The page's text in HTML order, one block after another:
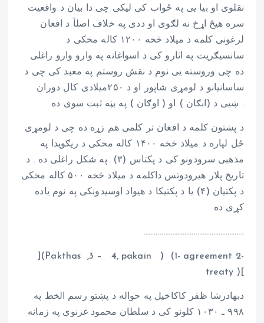
نقلوی او بیا یی په ځواب کی لیکی چی دا بیان د واقعیت
سره هیڅ اړخ نه لګوی او ددی په خلاف اصلآ د افغان
لرغونی کلمه د میلاد څخه ۱۲۰۰ کاله مخکی د
سانسیګریت په اثارو کی د اسواغانه په وارو وارو راغلی
ده چی وروسته یی نوم د نقش روستم په معبد کی چی د
ساسانیانو د لومړی شاپور او د ۲۵۰میلادی کال دوران
ښیی د (ابګان ) او ( اوګان ) په بڼه ثبت سوی ده .
د پښتون کلمه د افغان تر کلمی هم زړه ده چی د لومړی
ځل لپاره د میلاد څخه ۱۴۰۰ کاله مخکی د ریګویدا په
مذهبی سرودونو کی د پکتاس (۳) په شکل راغلی ده . د
تاریخ پلار هیرودوتس داکلمه د میلاد څخه ۵۰۰ کاله مخکی
د پکتیان (۴) یا د پکتیکا د هیواد اوسیدونکی په نوم یاده
کړی ده
………………………………………………..
](Pakthas ,3 – 4, pakain ) (1- agreement 2-
treaty )[
دبهادرشا ظفر کاکاخیل په حواله د پښتو رسم الخط په
۹۹۸ ـ ۱۰۳۰ کلونو کی د سلطان محمود غزنوی په زمانه